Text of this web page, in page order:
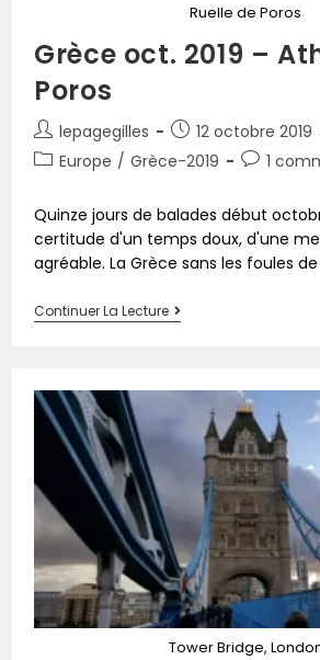
Ruelle de Poros
Grèce oct. 2019 –
Poros
lepagegilles
12 octobre 2019
Europe / Grèce-2019 1
Quinze jours de balades début
certitude d'un temps doux, d'une
agréable. La Grèce sans les foules
Continuer La Lecture
Tower Bridge,